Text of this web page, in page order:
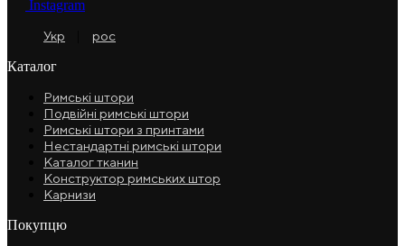
Instagram
Укр
рос
Каталог
Римські штори
Подвійні римські штори
Римські штори з принтами
Нестандартні римські штори
Каталог тканин
Конструктор римських штор
Карнизи
Покупцю